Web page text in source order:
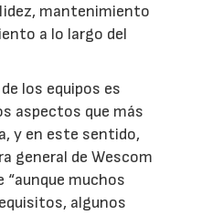
mantenimiento
a lo largo del
los equipos es
aspectos que más
y en este sentido,
general de Wescom
“aunque muchos
algunos